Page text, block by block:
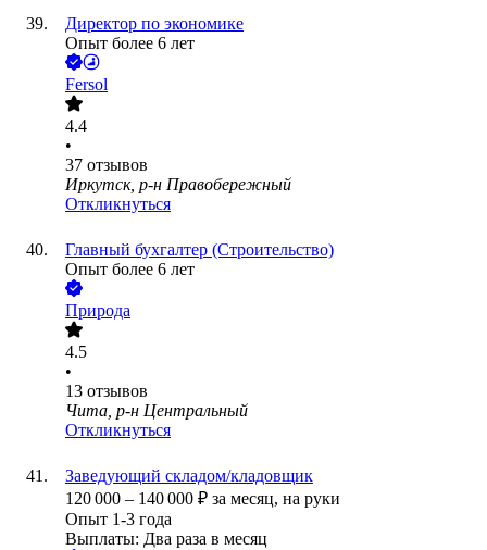
Директор по экономике
Опыт более 6 лет
Fersol
4.4
•
37 отзывов
Иркутск, р-н Правобережный
Откликнуться
Главный бухгалтер (Строительство)
Опыт более 6 лет
Природа
4.5
•
13 отзывов
Чита, р-н Центральный
Откликнуться
Заведующий складом/кладовщик
120 000 – 140 000 ₽ за месяц, на руки
Опыт 1-3 года
Выплаты: Два раза в месяц